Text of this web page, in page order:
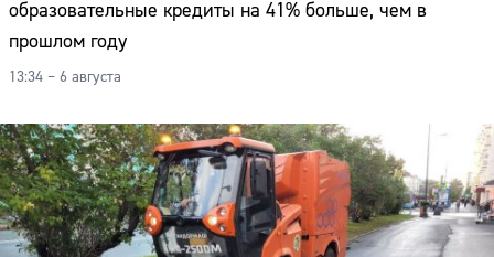
образовательные кредиты на 41% больше, чем в
прошлом году
13:34 – 6 августа